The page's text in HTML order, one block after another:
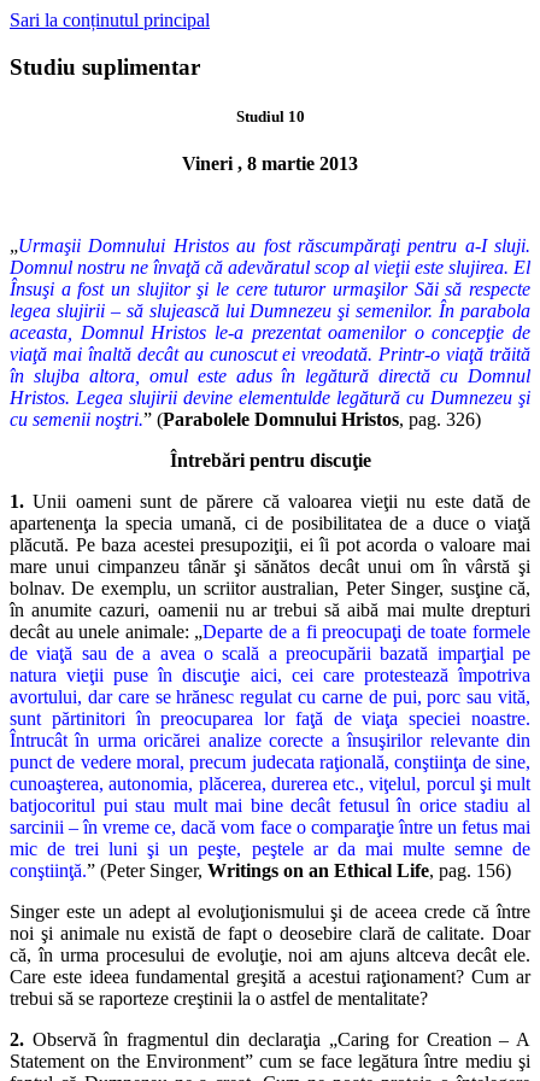
Sari la conținutul principal
Studiu suplimentar
Studiul 10
Vineri , 8 martie 2013
„Urmaşii Domnului Hristos au fost răscumpăraţi pentru a-I sluji.
Domnul nostru ne învaţă că adevăratul scop al vieţii este slujirea. El
Însuşi a fost un slujitor şi le cere tuturor urmaşilor Săi să respecte
legea slujirii – să slujească lui Dumnezeu şi semenilor. În parabola
aceasta, Domnul Hristos le-a prezentat oamenilor o concepţie de
viaţă mai înaltă decât au cunoscut ei vreodată. Printr-o viaţă trăită
în slujba altora, omul este adus în legătură directă cu Domnul
Hristos. Legea slujirii devine elementulde legătură cu Dumnezeu şi
cu semenii noştri.” (Parabolele Domnului Hristos, pag. 326)
Întrebări pentru discuţie
1. Unii oameni sunt de părere că valoarea vieţii nu este dată de
apartenenţa la specia umană, ci de posibilitatea de a duce o viaţă
plăcută. Pebaza acestei presupoziţii, ei îi pot acorda o valoare mai
mare unui cimpanzeu tânăr şi sănătos decât unui om în vârstă şi
bolnav. De exemplu,un scriitor australian, Peter Singer, susţine că,
în anumite cazuri, oamenii nu ar trebui să aibă mai multe drepturi
decât au unele animale: „Departe de a fi preocupaţi de toate formele
de viaţă sau de a avea oscală a preocupării bazată imparţial pe
natura vieţii puse în discuţie aici, cei care protestează împotriva
avortului, dar care se hrănesc regulat cu carne de pui, porc sau vită,
sunt părtinitori în preocuparea lor faţă de viaţa speciei noastre.
Întrucât în urma oricărei analize corecte a însuşirilor relevante din
punct de vedere moral, precum judecata raţională, conştiinţa de sine,
cunoaşterea, autonomia, plăcerea, durerea etc., viţelul, porcul şi mult
batjocoritul pui stau mult mai bine decât fetusul în orice stadiu al
sarcinii – în vreme ce, dacă vom face o comparaţie între un fetus mai
mic de trei luni şi un peşte, peştele ar da mai multe semne de
conştiinţă.” (Peter Singer, Writings on an Ethical Life, pag. 156)
Singer este un adept al evoluţionismului şi de aceea crede că între
noi şi animale nu există de fapt o deosebire clară de calitate. Doar
că, în urma procesului de evoluţie, noi am ajuns altceva decât ele.
Care este ideea fundamental greşită a acestui raţionament? Cum ar
trebui să se raporteze creştinii la o astfel de mentalitate?
2. Observă în fragmentul din declaraţia „Caring for Creation – A
Statement on the Environment” cum se face legătura între mediu şi